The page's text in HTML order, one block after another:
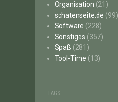
Organisation (21)
schatenseite.de (99)
Software (228)
Sonstiges (357)
Spaß (281)
Tool-Time (13)
TAGS